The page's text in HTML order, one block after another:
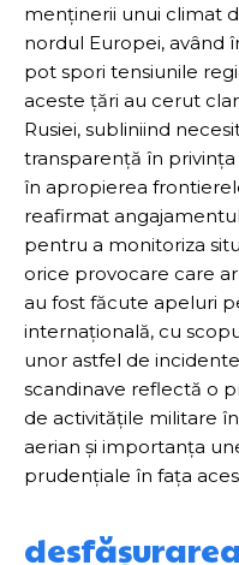
menținerii unui climat
nordul Europei, având
pot spori tensiunile
aceste țări au cerut
Rusiei, subliniind
transparență în
în apropierea
reafirmat
pentru a monitoriza
orice provocare care
au fost făcute apeluri
internațională, cu
unor astfel de
scandinave reflectă o
de activitățile militare
aerian și importanța
prudențiale în fața